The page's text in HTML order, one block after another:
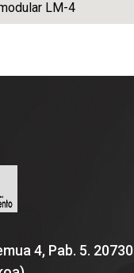
LM-4
4, Pab. 5. 20730